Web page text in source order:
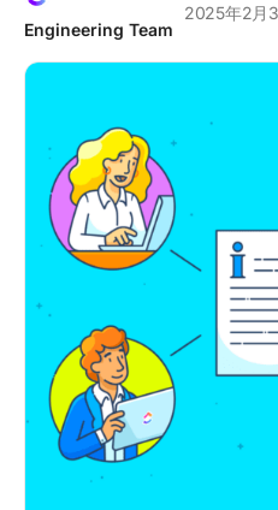
Engineering Team
2025年2月